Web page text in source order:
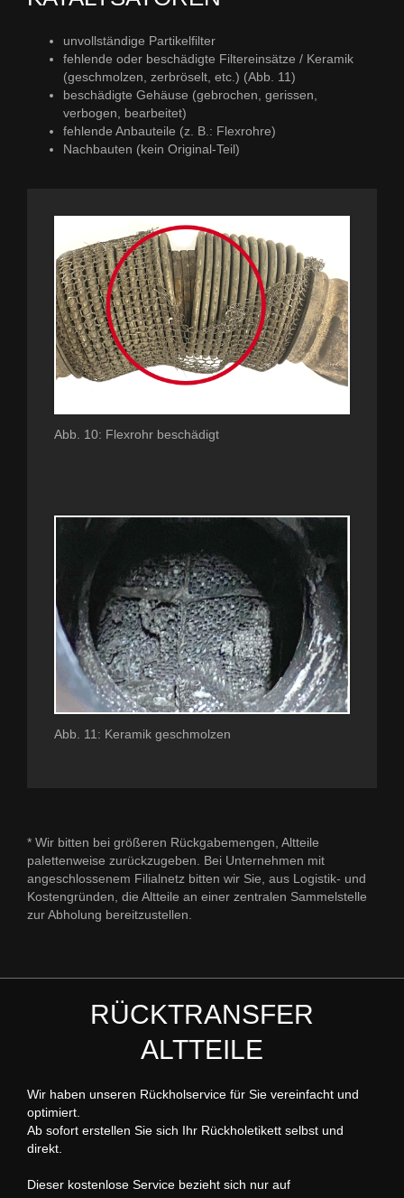
unvollständige Partikelfilter
fehlende oder beschädigte Filtereinsätze / Keramik
(geschmolzen, zerbröselt, etc.) (Abb. 11)
beschädigte Gehäuse (gebrochen, gerissen,
verbogen, bearbeitet)
fehlende Anbauteile (z. B.: Flexrohre)
Nachbauten (kein Original-Teil)
Abb. 10: Flexrohr beschädigt
Abb. 11: Keramik geschmolzen
* Wir bitten bei größeren Rückgabemengen, Altteile
palettenweise zurückzugeben. Bei Unternehmen mit
angeschlossenem Filialnetz bitten wir Sie, aus Logistik- und
Kostengründen, die Altteile an einer zentralen Sammelstelle
zur Abholung bereitzustellen.
RÜCKTRANSFER
ALTTEILE
Wir haben unseren Rückholservice für Sie vereinfacht und
optimiert.
Ab sofort erstellen Sie sich Ihr Rückholetikett selbst und
direkt.
Dieser kostenlose Service bezieht sich nur auf